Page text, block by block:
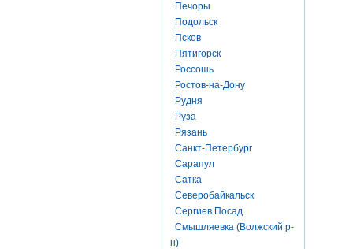
Печоры
Подольск
Псков
Пятигорск
Россошь
Ростов-на-Дону
Рудня
Руза
Рязань
Санкт-Петербург
Сарапул
Сатка
Северобайкальск
Сергиев Посад
Смышляевка (Волжский р-
н)